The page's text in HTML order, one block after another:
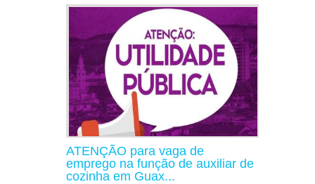
ATENÇÃO para vaga de
emprego na função de auxiliar de
cozinha em Guax...